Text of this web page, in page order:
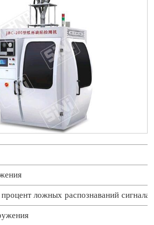
ложных распознаваний сигнала